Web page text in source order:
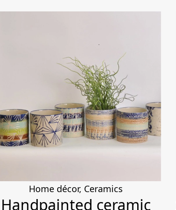
Home décor, Ceramics
Handpainted ceramic